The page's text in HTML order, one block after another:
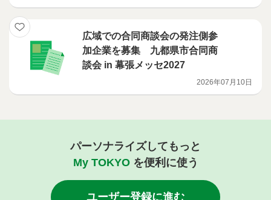
広域での合同商談会の発注側参
加企業を募集 九都県市合同商
談会 in 幕張メッセ2027
2026年07月10日
パーソナライズしてもっと
My TOKYOを便利に使う
ユーザー登録に進む